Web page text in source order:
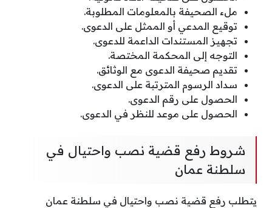
ملء الصحيفة بالمعلومات المطلوبة.
توقيع المدعي أو الممثل على الدعوى.
تجهيز المستندات الداعمة للدعوى.
التوجه إلى المحكمة المختصة.
تقديم صحيفة الدعوى مع الوثائق.
سداد الرسوم المترتبة على الدعوى.
الحصول على رقم الدعوى.
الحصول على موعد للنظر في الدعوى.
شروط رفع قضية نصب واحتيال في
سلطنة عمان
يتطلب رفع قضية نصب واحتيال في سلطنة عمان